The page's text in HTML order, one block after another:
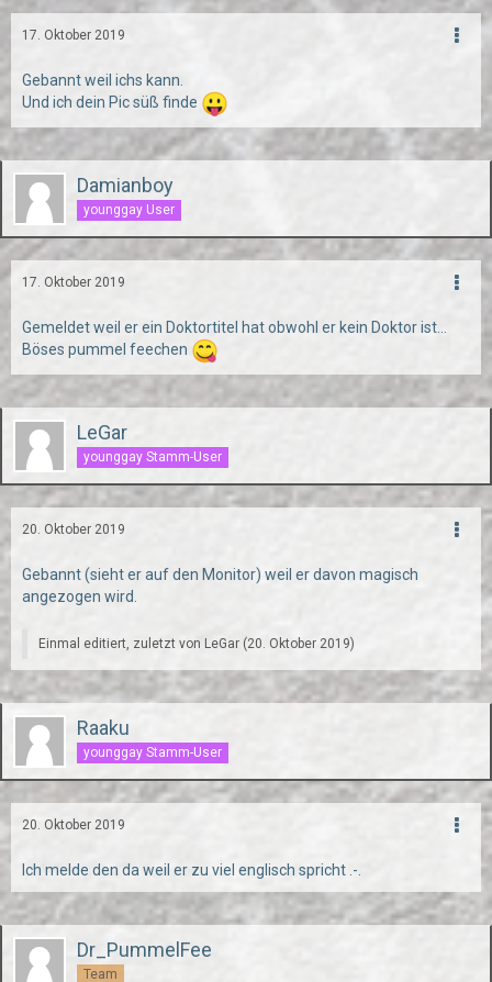
17. Oktober 2019
Gebannt weil ichs kann.
Und ich dein Pic süß finde
Damianboy
younggay User
17. Oktober 2019
Gemeldet weil er ein Doktortitel hat obwohl er kein Doktor ist...
Böses pummel feechen
LeGar
younggay Stamm-User
20. Oktober 2019
Gebannt (sieht er auf den Monitor) weil er davon magisch
angezogen wird.
Einmal editiert, zuletzt von LeGar (20. Oktober 2019)
Raaku
younggay Stamm-User
20. Oktober 2019
Ich melde den da weil er zu viel englisch spricht .-.
Dr_PummelFee
Team